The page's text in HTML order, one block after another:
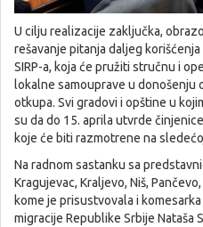
U cilju realizacije zaključka,
rešavanje pitanja daljeg
SIRP-a, koja će pružiti stručnu i
lokalne samouprave u
otkupa. Svi gradovi i opštine u
su da do 15. aprila utvrde
koje će biti razmotrene na
Na radnom sastanku sa
Kragujevac, Kraljevo, Niš,
kome je prisustvovala i
migracije Republike Srbije Nataša